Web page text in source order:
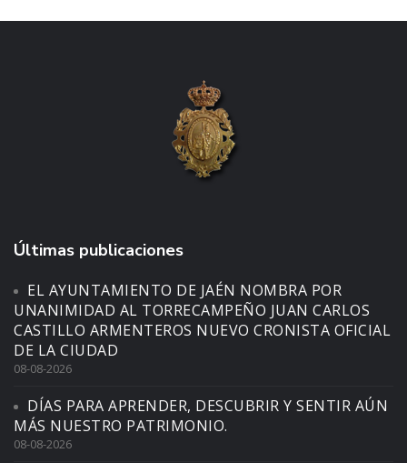
Últimas publicaciones
EL AYUNTAMIENTO DE JAÉN NOMBRA POR
UNANIMIDAD AL TORRECAMPEÑO JUAN CARLOS
CASTILLO ARMENTEROS NUEVO CRONISTA OFICIAL
DE LA CIUDAD
08-08-2026
DÍAS PARA APRENDER, DESCUBRIR Y SENTIR AÚN
MÁS NUESTRO PATRIMONIO.
08-08-2026